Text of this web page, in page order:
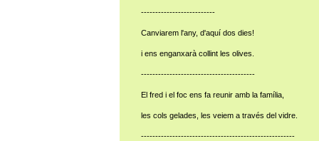
--------------------------
Canviarem l'any, d'aquí dos dies!
i ens enganxarà collint les olives.
----------------------------------------
El fred i el foc ens fa reunir amb la família,
les cols gelades, les veiem a través del vidre.
------------------------------------------------------